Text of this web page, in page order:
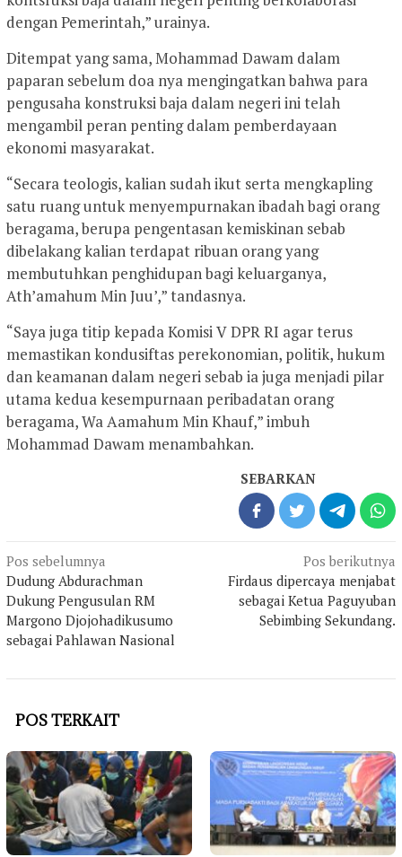
dengan Pemerintah,” urainya.
Ditempat yang sama, Mohammad Dawam dalam
paparan sebelum doa nya mengingatkan bahwa para
pengusaha konstruksi baja dalam negeri ini telah
mengambil peran penting dalam pemberdayaan
ekonomi masyarakat.
“Secara teologis, kalian sudah ikut serta mengkapling
satu ruang untuk menyempurnakan ibadah bagi orang
beragama, berupa pengentasan kemiskinan sebab
dibelakang kalian terdapat ribuan orang yang
membutuhkan penghidupan bagi keluarganya,
Ath’amahum Min Juu’,” tandasnya.
“Saya juga titip kepada Komisi V DPR RI agar terus
memastikan kondusiftas perekonomian, politik, hukum
dan keamanan dalam negeri sebab ia juga menjadi pilar
utama kedua kesempurnaan peribadatan orang
beragama, Wa Aamahum Min Khauf,” imbuh
Mohammad Dawam menambahkan.
SEBARKAN
Navigasi
pos
Pos sebelumnya
Dudung Abdurachman
Dukung Pengusulan RM
Margono Djojohadikusumo
sebagai Pahlawan Nasional
Pos berikutnya
Firdaus dipercaya menjabat
sebagai Ketua Paguyuban
Sebimbing Sekundang.
POS TERKAIT